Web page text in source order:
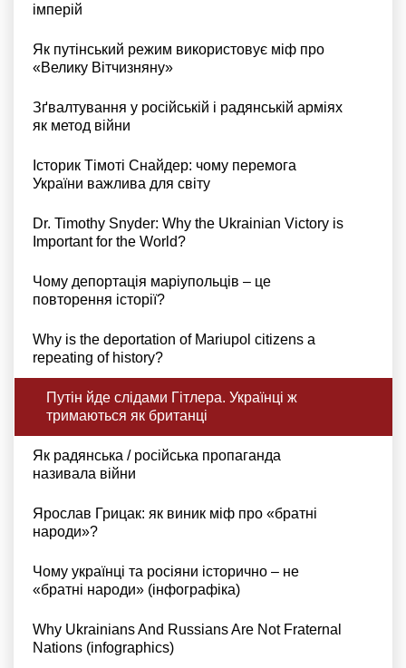
імперій
Як путінський режим використовує міф про
«Велику Вітчизняну»
Зґвалтування у російській і радянській арміях
як метод війни
Історик Тімоті Снайдер: чому перемога
України важлива для світу
Dr. Timothy Snyder: Why the Ukrainian Victory is
Important for the World?
Чому депортація маріупольців – це
повторення історії?
Why is the deportation of Mariupol citizens a
repeating of history?
Путін йде слідами Гітлера. Українці ж
тримаються як британці
Як радянська / російська пропаганда
називала війни
Ярослав Грицак: як виник міф про «братні
народи»?
Чому українці та росіяни історично – не
«братні народи» (інфографіка)
Why Ukrainians And Russians Are Not Fraternal
Nations (infographics)